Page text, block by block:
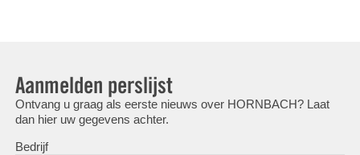
Aanmelden perslijst
Ontvang u graag als eerste nieuws over HORNBACH? Laat
dan hier uw gegevens achter.
Bedrijf